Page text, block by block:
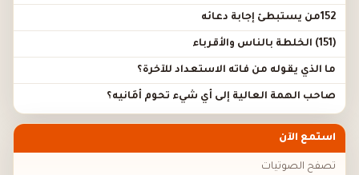
152من يستبطئ إجابة دعائه
(151) الخلطة بالناس والأقرباء
ما الذي يقوله من فاته الاستعداد للآخرة؟
صاحب الهمة العالية إلى أي شيء تحوم أَمَانيه؟
استمع الآن
تصفح الصوتيات